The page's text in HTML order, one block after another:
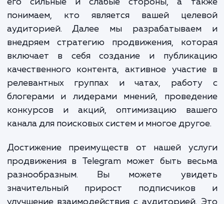
При выполнении работы по
Telegram, наша команда
использует всевозможные
техники. Мы начинаем с анализа
текущего канала или чата в Telegram,
понимаем, кто является вашей
аудиторией. Далее мы
внедряем стратегию продвижения,
включает в себя создание и